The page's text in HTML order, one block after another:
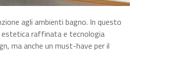
agli ambienti bagno. In questo
estetica raffinata e tecnologia
ma anche un must-have per il